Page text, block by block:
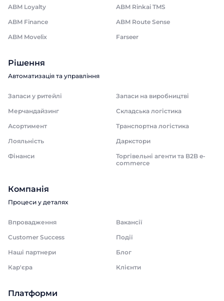
ABM Loyalty
ABM Rinkai TMS
ABM Finance
ABM Route Sense
ABM Movelix
Farseer
Рішення
Автоматизація та управління
Запаси у ритейлі
Запаси на виробництві
Мерчандайзинг
Складська логістика
Асортимент
Транспортна логістика
Лояльність
Даркстори
Фінанси
Торгівельні агенти та B2B e-
commerce
Компанія
Процеси у деталях
Впровадження
Вакансії
Customer Success
Події
Наші партнери
Блог
Кар'єра
Клієнти
Платформи